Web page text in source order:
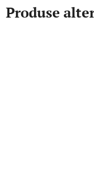
Produse